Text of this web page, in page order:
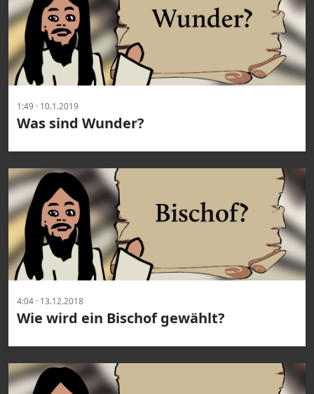
1:49 · 10.1.2019
Was sind Wunder?
4:04 · 13.12.2018
Wie wird ein Bischof gewählt?